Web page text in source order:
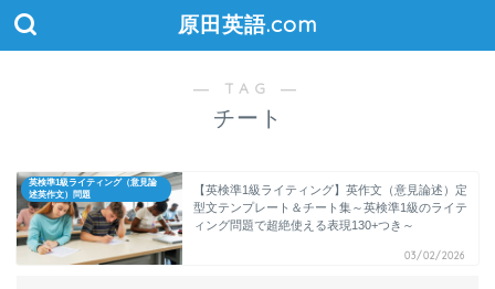
原田英語.com
― TAG ―
チート
英検準1級ライティング（意見論
述英作文）問題
【英検準1級ライティング】英作文（意見論述）定
型文テンプレート＆チート集～英検準1級のライテ
ィング問題で超絶使える表現130+つき～
03/02/2026